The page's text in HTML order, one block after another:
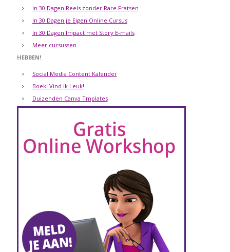
In 30 Dagen Reels zonder Rare Fratsen
In 30 Dagen je Eigen Online Cursus
In 30 Dagen Impact met Story E-mails
Meer cursussen
HEBBEN!
Social Media Content Kalender
Boek: Vind Ik Leuk!
Duizenden Canva Tmplates